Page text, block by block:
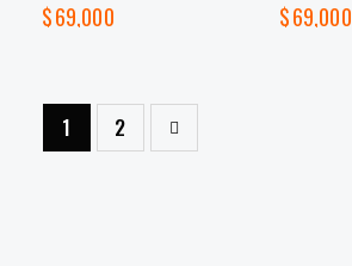
$69,000 $69,000
1 2
→